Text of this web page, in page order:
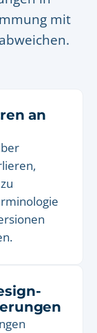
mit
an